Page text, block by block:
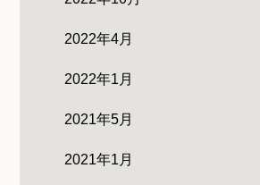
2022年4月
2022年1月
2021年5月
2021年1月